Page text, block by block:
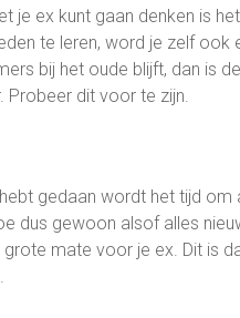
je ex kunt gaan denken is
te leren, word je zelf ook
bij het oude blijft, dan is
Probeer dit voor te zijn.
gedaan wordt het tijd
dus gewoon alsof alles
grote mate voor je ex. Dit is